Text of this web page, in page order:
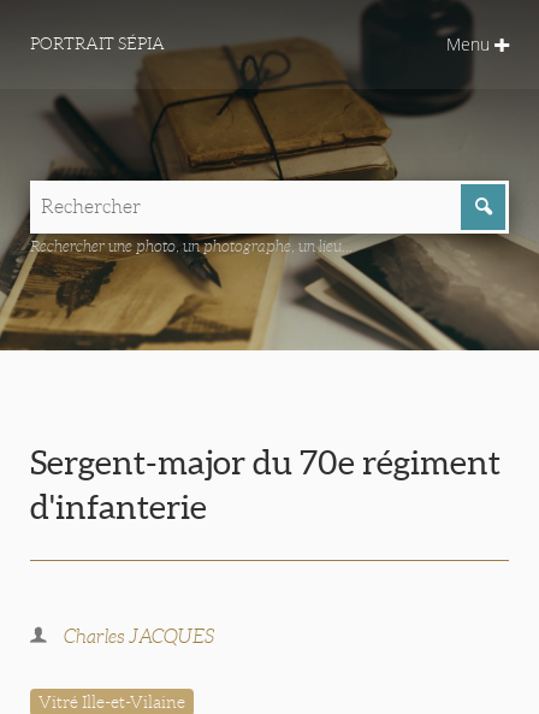
PORTRAIT SÉPIA Menu
Rechercher une photo, un photographe, un lieu...
Sergent-major du 70e régiment
d'infanterie
Charles JACQUES
Vitré Ille-et-Vilaine